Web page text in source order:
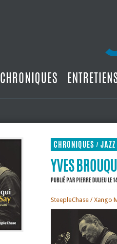
CHRONIQUES
CHRONIQUES / JAZZ
YVES
PUBLIÉ PARPIERRE DULIEULE
SteepleChase / Xango